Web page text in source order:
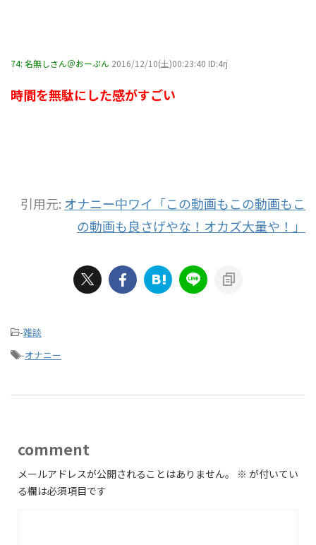
74: 名無しさん＠おーぷん 2016/12/10(土)00:23:40 ID:4rj
時間を無駄にした感がすごい
引用元: オナニー中ワイ「この動画もこの動画もこ
の動画も良さげやな！オカズ大量や！」
-雑談
-オナニー
comment
メールアドレスが公開されることはありません。 ※ が付いてい
る欄は必須項目です